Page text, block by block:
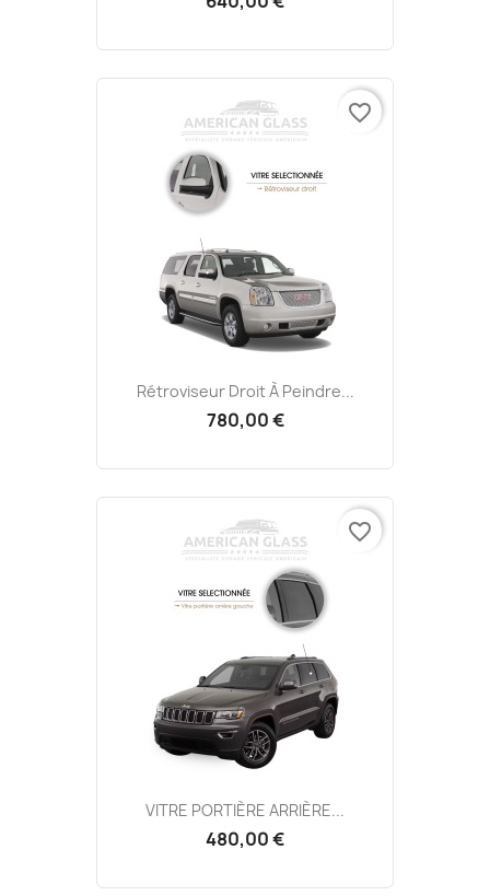
Rétroviseur Droit À Peindre...
780,00 €
favorite_border
VITRE PORTIÈRE ARRIÈRE...
480,00 €
favorite_border